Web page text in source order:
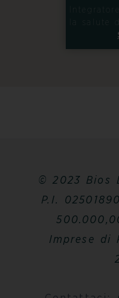
© 2023 Bios
P.I.
Imprese di